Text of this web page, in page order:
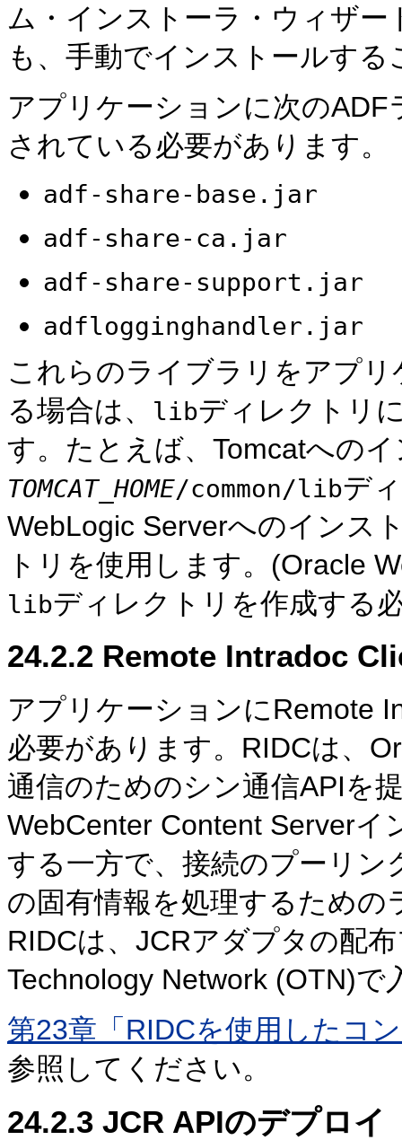
ム・インストーラ・ウィザ
も、手動でインストールする
アプリケーションに次の
されている必要があります。
adf-share-base.jar
adf-share-ca.jar
adf-share-support.jar
adflogginghandler.jar
これらのライブラリをアプ
る場合は、
libディレクトリ
す。たとえば、Tomcatへの
TOMCAT_HOME/common/libデ
WebLogic Serverへのインス
トリを使用します。(Oracle
libディレクトリを作成する
24.2.2 Remote Intradoc
アプリケーションにRemote
必要があります。RIDCは、
通信のためのシン通信APIを
WebCenter Content Server
する一方で、接続のプーリ
の固有情報を処理するため
RIDCは、JCRアダプタの配
Technology Network (OTN)で
第23章「RIDCを使用したコ
参照してください。
24.2.3 JCR APIのデプロイ